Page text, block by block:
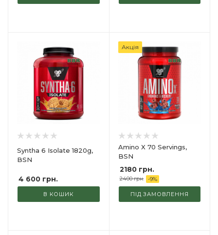
Syntha 6 Isolate 1820g,
BSN
4 600 грн.
В КОШИК
Акція
Amino X 70 Servings,
BSN
2180 грн.
2400 грн. -9%
ПІД ЗАМОВЛЕННЯ